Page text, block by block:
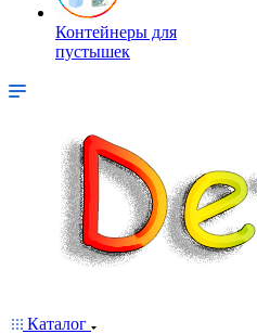
Контейнеры для
пустышек
Каталог